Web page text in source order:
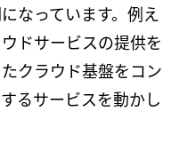
なっています。例え
ドサービスの提供を
クラウド基盤をコン
るサービスを動かし